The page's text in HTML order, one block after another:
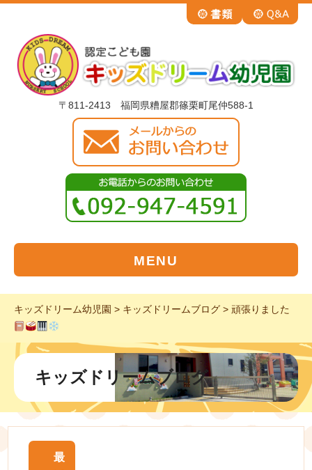
〒811-2413 福岡県糟屋郡篠栗町尾仲588-1
MENU
キッズドリーム幼児園 > キッズドリームブログ > 頑張りました
キッズドリームブログ
最